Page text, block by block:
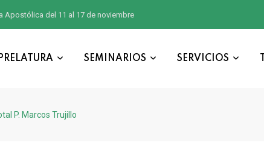
Apostólica del 11 al 17 de noviembre
PRELATURA SEMINARIOS SERVICIOS
P. Marcos Trujillo